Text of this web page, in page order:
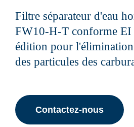
Filtre séparateur d'eau
FW10-H-T conforme EI
édition pour
des particules des
Contactez-nous